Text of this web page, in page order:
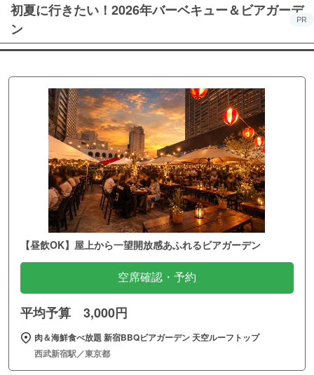
初夏に行きたい！2026年バーベキュー＆ビアガーデ
ン
PR
【昼飲OK】屋上から一望開放感あふれるビアガーデン
空席確認・予約
平均予算 3,000円
肉＆海鮮食べ放題 新宿BBQビアガーデン 天空ルーフトップ
西武新宿駅／東京都